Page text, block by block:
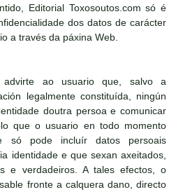
Editorial Toxosoutos.com só é
dos datos de carácter
a través da páxina Web.
advirte ao usuario que, salvo a
legalmente constituída, ningún
doutra persoa e comunicar
que o usuario en todo momento
só pode incluír datos persoais
identidade e que sexan axeitados,
e verdadeiros. A tales efectos, o
fronte a calquera dano, directo